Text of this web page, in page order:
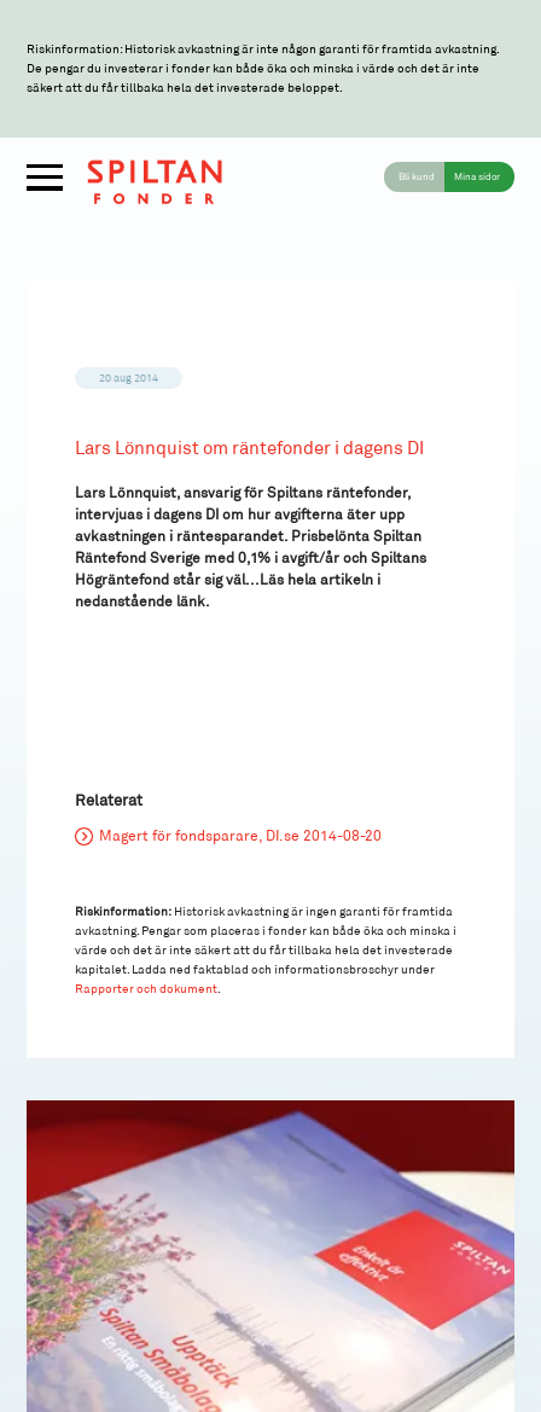
Riskinformation: Historisk avkastning är inte någon garanti för framtida avkastning.
De pengar du investerar i fonder kan både öka och minska i värde och det är inte
säkert att du får tillbaka hela det investerade beloppet.
Bli kund Mina sidor
20 aug 2014
Lars Lönnquist om räntefonder i dagens DI
Lars Lönnquist, ansvarig för Spiltans räntefonder,
intervjuas i dagens DI om hur avgifterna äter upp
avkastningen i räntesparandet. Prisbelönta Spiltan
Räntefond Sverige med 0,1% i avgift/år och Spiltans
Högräntefond står sig väl...Läs hela artikeln i
nedanstående länk.
Relaterat
Magert för fondsparare, DI.se 2014-08-20
Riskinformation: Historisk avkastning är ingen garanti för framtida
avkastning. Pengar som placeras i fonder kan både öka och minska i
värde och det är inte säkert att du får tillbaka hela det investerade
kapitalet. Ladda ned faktablad och informationsbroschyr under
Rapporter och dokument